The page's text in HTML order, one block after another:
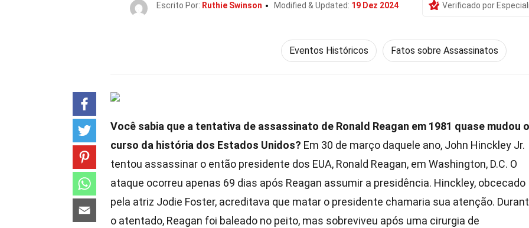
Escrito Por: Ruthie Swinson Modified & Updated: 19 Dez 2024 Verificado por
Eventos Históricos Fatos sobre Assassinatos
Você sabia que a tentativa de assassinato de Ronald Reagan em 1981 quase mudou o
curso da história dos Estados Unidos? Em 30 de março daquele ano, John Hinckley Jr.
tentou assassinar o então presidente dos EUA, Ronald Reagan, em Washington, D.C. O
ataque ocorreu apenas 69 dias após Reagan assumir a presidência. Hinckley, obcecado
pela atriz Jodie Foster, acreditava que matar o presidente chamaria sua atenção.
o atentado, Reagan foi baleado no peito, mas sobreviveu após uma cirurgia de